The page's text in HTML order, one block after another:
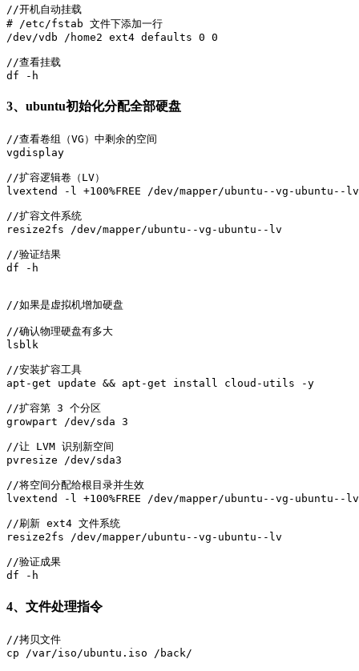
//开机自动挂载
# /etc/fstab 文件下添加一行
/dev/vdb /home2 ext4 defaults 0 0
//查看挂载
df -h
3、ubuntu初始化分配全部硬盘
//查看卷组（VG）中剩余的空间
vgdisplay
//扩容逻辑卷（LV）
lvextend -l +100%FREE /dev/mapper/ubuntu--vg-ubuntu--lv
//扩容文件系统
resize2fs /dev/mapper/ubuntu--vg-ubuntu--lv
//验证结果
df -h
//如果是虚拟机增加硬盘
//确认物理硬盘有多大
lsblk
//安装扩容工具
apt-get update && apt-get install cloud-utils -y
//扩容第 3 个分区
growpart /dev/sda 3
//让 LVM 识别新空间
pvresize /dev/sda3
//将空间分配给根目录并生效
lvextend -l +100%FREE /dev/mapper/ubuntu--vg-ubuntu--lv
//刷新 ext4 文件系统
resize2fs /dev/mapper/ubuntu--vg-ubuntu--lv
//验证成果
df -h
4、文件处理指令
//拷贝文件
cp /var/iso/ubuntu.iso /back/